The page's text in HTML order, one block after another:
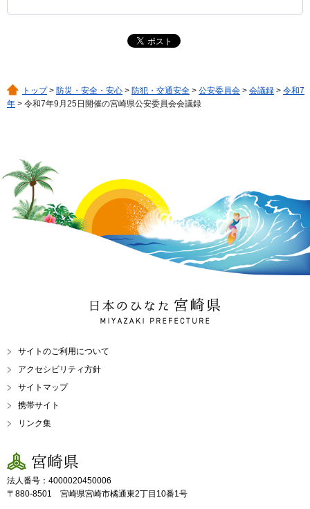
トップ> 防災・安全・安心 > 防犯・交通安全 > 公安委員会 > 会議録 > 令和7
年 > 令和7年9月25日開催の宮崎県公安委員会会議録
日本のひなた 宮崎県
MIYAZAKI PREFECTURE
サイトのご利用について
アクセシビリティ方針
サイトマップ
携帯サイト
リンク集
宮崎県
法人番号：4000020450006
〒880-8501 宮崎県宮崎市橘通東2丁目10番1号